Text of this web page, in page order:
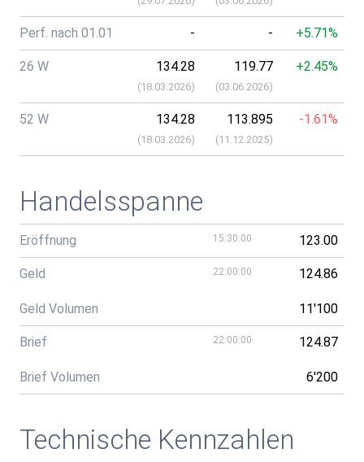
Perf. nach 01.01 - - +5.71%
26 W 134.28
(18.03.2026)
119.77
(03.06.2026)
+2.45%
52 W 134.28
(18.03.2026)
113.895
(11.12.2025)
-1.61%
Handelsspanne
Eröffnung 15:30:00 123.00
Geld 22:00:00 124.86
Geld Volumen 11'100
Brief 22:00:00 124.87
Brief Volumen 6'200
Technische Kennzahlen